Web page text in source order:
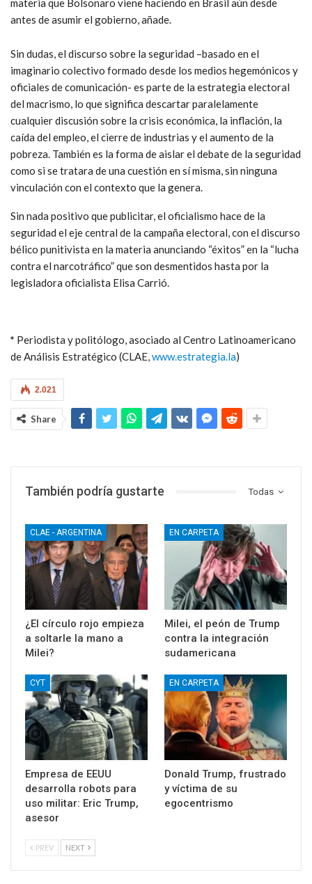
materia que Bolsonaro viene haciendo en Brasil aún desde
antes de asumir el gobierno, añade.
Sin dudas, el discurso sobre la seguridad –basado en el
imaginario colectivo formado desde los medios hegemónicos y
oficiales de comunicación- es parte de la estrategia electoral
del macrismo, lo que significa descartar paralelamente
cualquier discusión sobre la crisis económica, la inflación, la
caída del empleo, el cierre de industrias y el aumento de la
pobreza. También es la forma de aislar el debate de la seguridad
como si se tratara de una cuestión en sí misma, sin ninguna
vinculación con el contexto que la genera.
Sin nada positivo que publicitar, el oficialismo hace de la
seguridad el eje central de la campaña electoral, con el discurso
bélico punitivista en la materia anunciando “éxitos” en la “lucha
contra el narcotráfico” que son desmentidos hasta por la
legisladora oficialista Elisa Carrió.
* Periodista y politólogo, asociado al Centro Latinoamericano
de Análisis Estratégico (CLAE,www.estrategia.la)
2.021
Share
Todas
También podría gustarte
CLAE - ARGENTINA
¿El círculo rojo empieza
a soltarle la mano a
Milei?
EN CARPETA
Milei, el peón de Trump
contra la integración
sudamericana
CYT
Empresa de EEUU
desarrolla robots para
uso militar: Eric Trump,
asesor
EN CARPETA
Donald Trump, frustrado
y víctima de su
egocentrismo
PREV NEXT